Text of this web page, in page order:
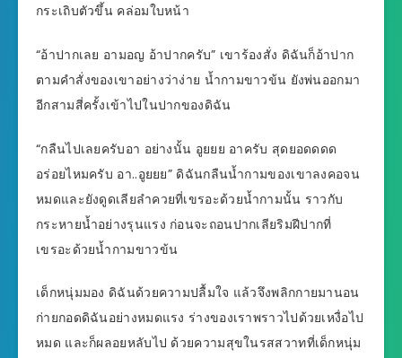
กระเถิบตัวขึ้น คล่อมใบหน้า
“อ้าปากเลย อามอญ อ้าปากครับ” เขาร้องสั่ง ดิฉันก็อ้าปาก
ตามคำสั่งของเขาอย่างว่าง่าย น้ำกามขาวข้น ยังพ่นออกมา
อีกสามสี่ครั้งเข้าไปในปากของดิฉัน
“กลืนไปเลยครับอา อย่างนั้น อูยยย อาครับ สุดยอดดดด
อร่อยไหมครับ อา..อูยยย” ดิฉันกลืนน้ำกามของเขาลงคอจน
หมดและยังดูดเลียลำควยที่เขรอะด้วยน้ำกามนั้น ราวกับ
กระหายน้ำอย่างรุนแรง ก่อนจะถอนปากเลียริมฝีปากที่
เขรอะด้วยน้ำกามขาวข้น
เด็กหนุ่มมอง ดิฉันด้วยความปลื้มใจ แล้วจึงพลิกกายมานอน
ก่ายกอดดิฉันอย่างหมดแรง ร่างของเราพราวไปด้วยเหงื่อไป
หมด และก็ผลอยหลับไป ด้วยความสุขในรสสวาทที่เด็กหนุ่ม